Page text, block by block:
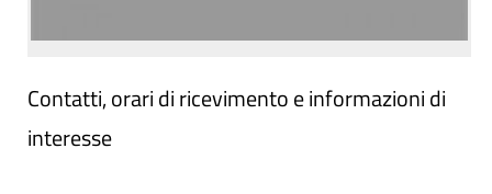
Contatti, orari di ricevimento e informazioni di
interesse